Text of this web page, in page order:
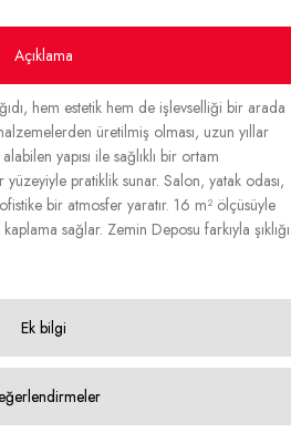
Açıklama
Ek bilgi
hem estetik hem de işlevselliği bir arada
üretilmiş olması, uzun yıllar
yapısı ile sağlıklı bir ortam
pratiklik sunar. Salon, yatak odası,
bir atmosfer yaratır. 16 m² ölçüsüyle
sağlar. Zemin Deposu farkıyla şıklığı